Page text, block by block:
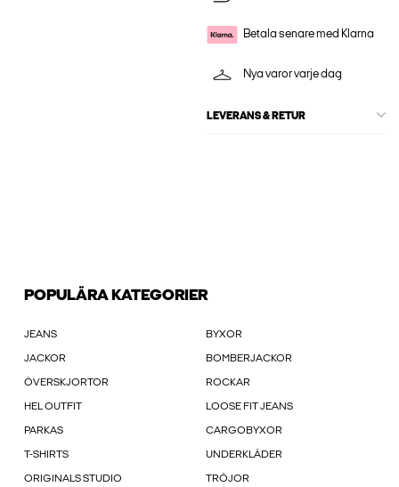
Betala senare med Klarna
Nya varor varje dag
LEVERANS & RETUR
POPULÄRA KATEGORIER
JEANS BYXOR
JACKOR BOMBERJACKOR
ÖVERSKJORTOR ROCKAR
HEL OUTFIT LOOSE FIT JEANS
PARKAS CARGOBYXOR
T-SHIRTS UNDERKLÄDER
ORIGINALS STUDIO TRÖJOR